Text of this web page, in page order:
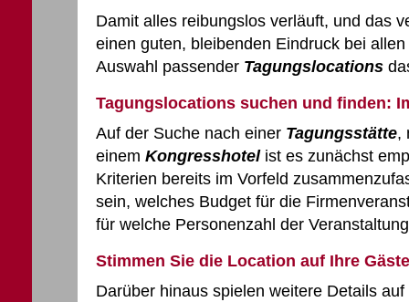
Damit alles reibungslos verläuft, und das
einen guten, bleibenden Eindruck bei
Auswahl passender Tagungslocations
Tagungslocations suchen und finden:
Auf der Suche nach einer Tagungsstätte,
einem Kongresshotelist es zunächst
Kriterien bereits im Vorfeld
sein, welches Budget für die
für welche Personenzahl der
Stimmen Sie die Location auf Ihre
Darüber hinaus spielen weitere Details